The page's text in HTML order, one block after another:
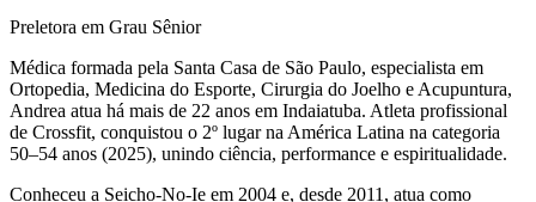
Preletora em Grau Sênior
Médica formada pela Santa Casa de São Paulo, especialista em
Ortopedia, Medicina do Esporte, Cirurgia do Joelho e Acupuntura,
Andrea atua há mais de 22 anos em Indaiatuba. Atleta profissional
de Crossfit, conquistou o 2º lugar na América Latina na categoria
50–54 anos (2025), unindo ciência, performance e espiritualidade.
Conheceu a Seicho-No-Ie em 2004 e, desde 2011, atua como